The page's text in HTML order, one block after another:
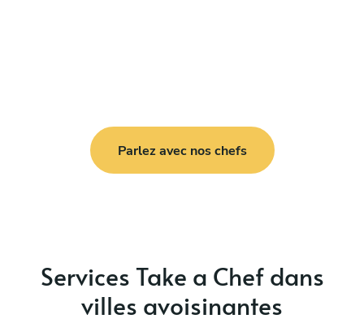
Parlez avec nos chefs
Services Take a Chef dans
villes avoisinantes